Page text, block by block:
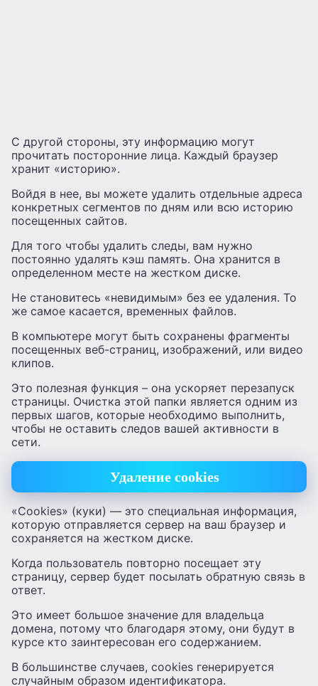
С другой стороны, эту информацию могут
прочитать посторонние лица. Каждый браузер
хранит «историю».
Войдя в нее, вы можете удалить отдельные адреса
конкретных сегментов по дням или всю историю
посещенных сайтов.
Для того чтобы удалить следы, вам нужно
постоянно удалять кэш память. Она хранится в
определенном месте на жестком диске.
Не становитесь «невидимым» без ее удаления. То
же самое касается, временных файлов.
В компьютере могут быть сохранены фрагменты
посещенных веб-страниц, изображений, или видео
клипов.
Это полезная функция – она ускоряет перезапуск
страницы. Очистка этой папки является одним из
первых шагов, которые необходимо выполнить,
чтобы не оставить следов вашей активности в
сети.
Удаление cookies
«Cookies» (куки) — это специальная информация,
которую отправляется сервер на ваш браузер и
сохраняется на жестком диске.
Когда пользователь повторно посещает эту
страницу, сервер будет посылать обратную связь в
ответ.
Это имеет большое значение для владельца
домена, потому что благодаря этому, они будут в
курсе кто заинтересован его содержанием.
В большинстве случаев, cookies генерируется
случайным образом идентификатора.